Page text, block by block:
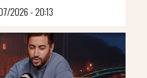
2026 - 20:13